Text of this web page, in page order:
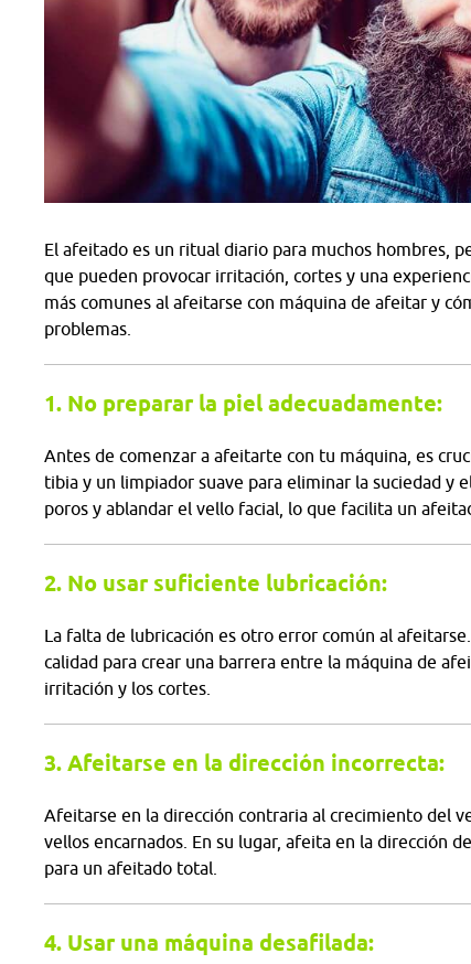
El afeitado es un ritual diario para muchos hombres,
que pueden provocar irritación, cortes y una
más comunes al afeitarse con máquina de afeitar y
problemas.
1. No preparar la piel adecuadamente:
Antes de comenzar a afeitarte con tu máquina, es
tibia y un limpiador suave para eliminar la suciedad y
poros y ablandar el vello facial, lo que facilita un
2. No usar suficiente lubricación:
La falta de lubricación es otro error común al
calidad para crear una barrera entre la máquina de
irritación y los cortes.
3. Afeitarse en la dirección incorrecta:
Afeitarse en la dirección contraria al crecimiento del
vellos encarnados. En su lugar, afeita en la dirección
para un afeitado total.
4. Usar una máquina desafilada: